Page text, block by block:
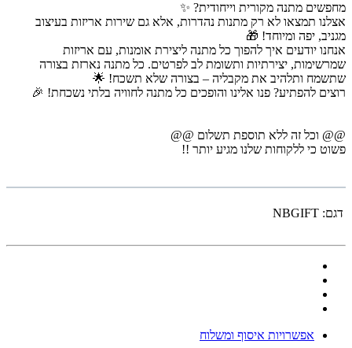
מחפשים מתנה מקורית וייחודית? ✨
אצלנו תמצאו לא רק מתנות נהדרות, אלא גם שירות אריזות בעיצוב
מגניב, יפה ומיוחד! 🎁
אנחנו יודעים איך להפוך כל מתנה ליצירת אומנות, עם אריזות
שמרשימות, יצירתיות ותשומת לב לפרטים. כל מתנה נארזת בצורה
שתשמח ותלהיב את מקבליה – בצורה שלא תשכח! 🌟
רוצים להפתיע? פנו אלינו והופכים כל מתנה לחוויה בלתי נשכחת! 🎉
@@ וכל זה ללא תוספת תשלום @@
פשוט כי ללקוחות שלנו מגיע יותר !!
דגם: NBGIFT
אפשרויות איסוף ומשלוח